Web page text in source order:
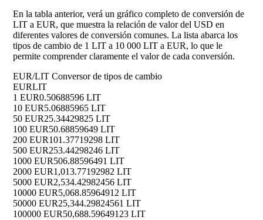
En la tabla anterior, verá un gráfico completo de conversión de
LIT a EUR, que muestra la relación de valor del USD en
diferentes valores de conversión comunes. La lista abarca los
tipos de cambio de 1 LIT a 10 000 LIT a EUR, lo que le
permite comprender claramente el valor de cada conversión.
EUR/LIT Conversor de tipos de cambio
EURLIT
1 EUR0.50688596 LIT
10 EUR5.06885965 LIT
50 EUR25.34429825 LIT
100 EUR50.68859649 LIT
200 EUR101.37719298 LIT
500 EUR253.44298246 LIT
1000 EUR506.88596491 LIT
2000 EUR1,013.77192982 LIT
5000 EUR2,534.42982456 LIT
10000 EUR5,068.85964912 LIT
50000 EUR25,344.29824561 LIT
100000 EUR50,688.59649123 LIT